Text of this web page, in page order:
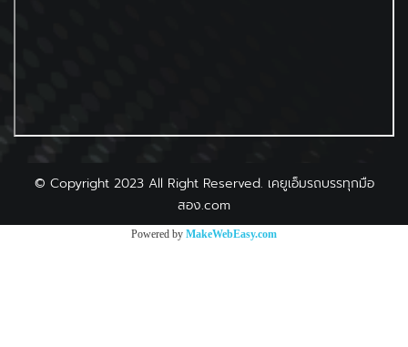
© Copyright 2023 All Right Reserved. เคยูเอ็มรถบรรทุกมือ
สอง.com
Powered by MakeWebEasy.com